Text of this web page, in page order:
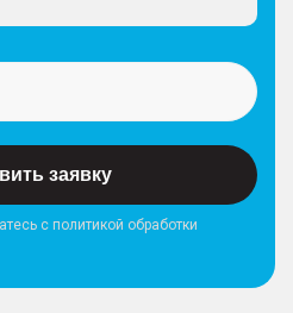
заявку
с политикой обработки